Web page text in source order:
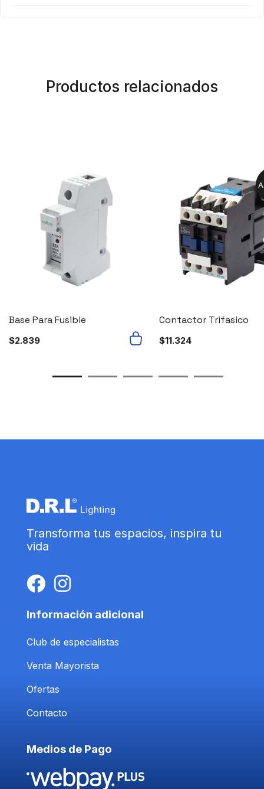
Productos relacionados
Base Para Fusible
$2.839
Contactor Trifasico
$11.324
Transforma tus espacios, inspira tu
vida
Información adicional
Club de especialistas
Venta Mayorista
Ofertas
Contacto
Medios de Pago